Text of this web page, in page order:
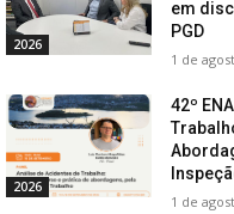
2026
em
PGD
1 de
2026
42º
1 de